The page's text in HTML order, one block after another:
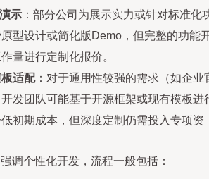
示 ：部分公司为展示实力或针对标准化
型设计或简化版Demo，但完整的功能
量进行定制化报价。
适配：对于通用性较强的需求（如企业
发团队可能基于开源框架或现有模板进
初期成本，但深度定制仍需投入专项资
调个性化开发，流程一般包括：